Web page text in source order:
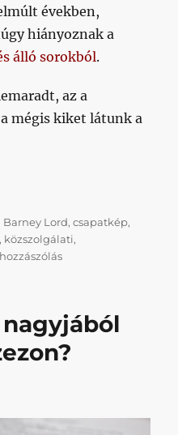
években,
hiányoznak a
álló sorokból.
az a
mégis kiket látunk a
írjuk, akik nem
Címke
Barney Lord,csapatkép,
, közszolgálati,
hozzászólásEzt
kedvéért
írjuk,
akik